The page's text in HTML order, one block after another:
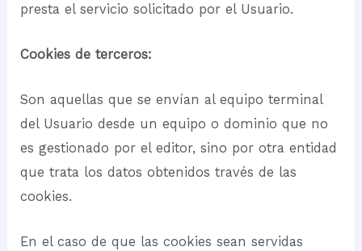
presta el servicio solicitado por el Usuario.
Cookies de terceros:
Son aquellas que se envían al equipo terminal
del Usuario desde un equipo o dominio que no
es gestionado por el editor, sino por otra entidad
que trata los datos obtenidos través de las
cookies.
En el caso de que las cookies sean servidas